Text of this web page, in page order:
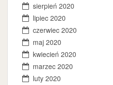
sierpień 2020
lipiec 2020
czerwiec 2020
maj 2020
kwiecień 2020
marzec 2020
luty 2020